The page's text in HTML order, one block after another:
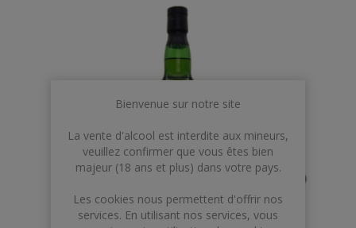
Bienvenue sur notre site
La vente d'alcool est interdite aux mineurs,
veuillez confirmer que vous êtes bien
majeur (18 ans et plus) dans votre pays.
Les cookies nous permettent d'offrir nos
services. En utilisant nos services, vous